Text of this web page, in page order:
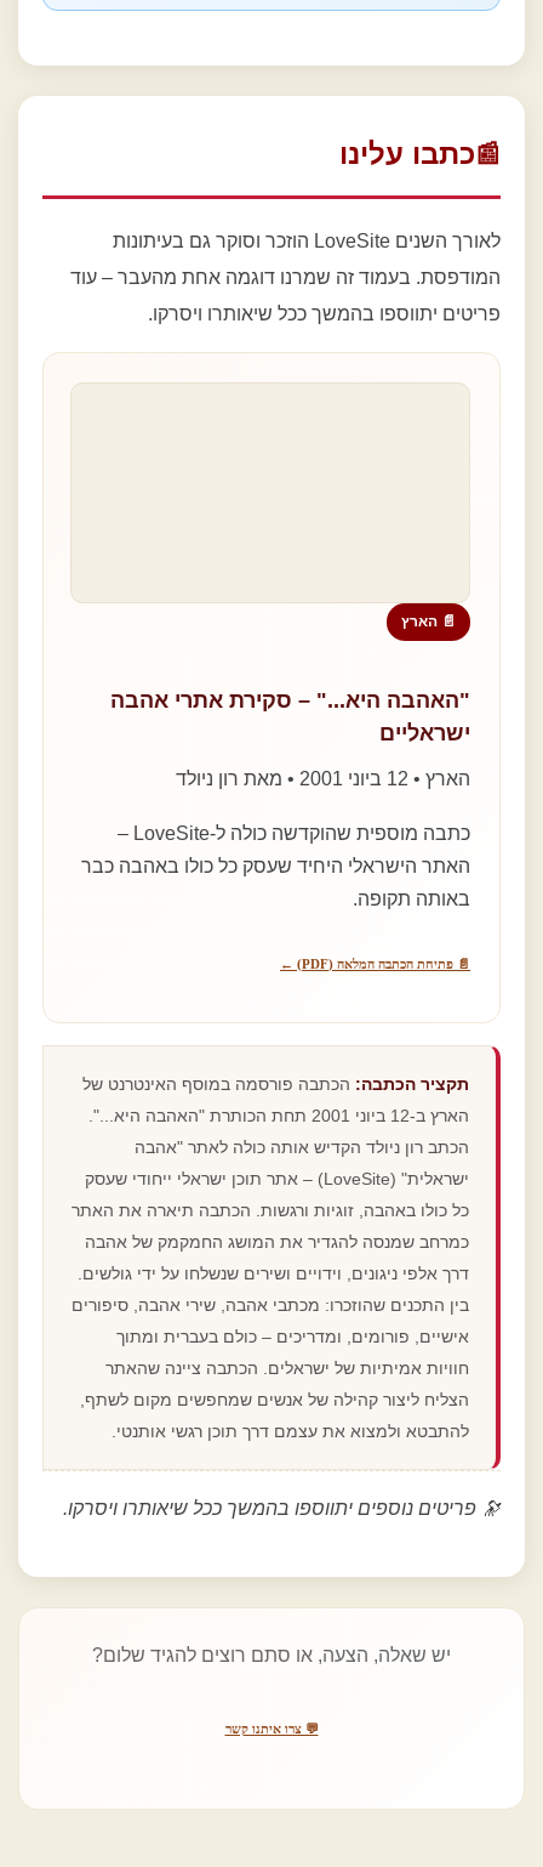
📰כתבו עלינו
לאורך השנים LoveSite הוזכר וסוקר גם בעיתונות
המודפסת. בעמוד זה שמרנו דוגמה אחת מהעבר – עוד
פריטים יתווספו בהמשך ככל שיאותרו ויסרקו.
📄 הארץ
"האהבה היא..." – סקירת אתרי אהבה
ישראליים
הארץ • 12 ביוני 2001 • מאת רון ניולד
כתבה מוספית שהוקדשה כולה ל-LoveSite –
האתר הישראלי היחיד שעסק כל כולו באהבה כבר
באותה תקופה.
📄 פתיחת הכתבה המלאה (PDF) ←
תקציר הכתבה: הכתבה פורסמה במוסף האינטרנט של
הארץ ב-12 ביוני 2001 תחת הכותרת "האהבה היא...".
הכתב רון ניולד הקדיש אותה כולה לאתר "אהבה
ישראלית" (LoveSite) – אתר תוכן ישראלי ייחודי שעסק
כל כולו באהבה, זוגיות ורגשות. הכתבה תיארה את האתר
כמרחב שמנסה להגדיר את המושג החמקמק של אהבה
דרך אלפי ניגונים, וידויים ושירים שנשלחו על ידי גולשים.
בין התכנים שהוזכרו: מכתבי אהבה, שירי אהבה, סיפורים
אישיים, פורומים, ומדריכים – כולם בעברית ומתוך
חוויות אמיתיות של ישראלים. הכתבה ציינה שהאתר
הצליח ליצור קהילה של אנשים שמחפשים מקום לשתף,
להתבטא ולמצוא את עצמם דרך תוכן רגשי אותנטי.
🔭 פריטים נוספים יתווספו בהמשך ככל שיאותרו ויסרקו.
יש שאלה, הצעה, או סתם רוצים להגיד שלום?
💬 צרו איתנו קשר